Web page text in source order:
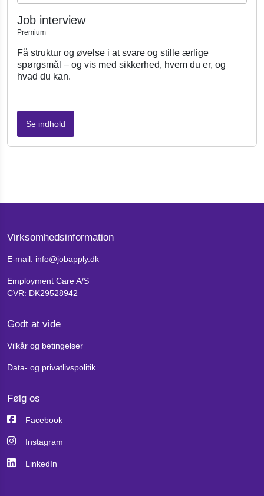
Job interview
Premium
Få struktur og øvelse i at svare og stille ærlige
spørgsmål – og vis med sikkerhed, hvem du er, og
hvad du kan.
Se indhold
Virksomhedsinformation
E-mail: info@jobapply.dk
Employment Care A/S
CVR: DK29528942
Godt at vide
Vilkår og betingelser
Data- og privatlivspolitik
Følg os
Facebook
Instagram
LinkedIn